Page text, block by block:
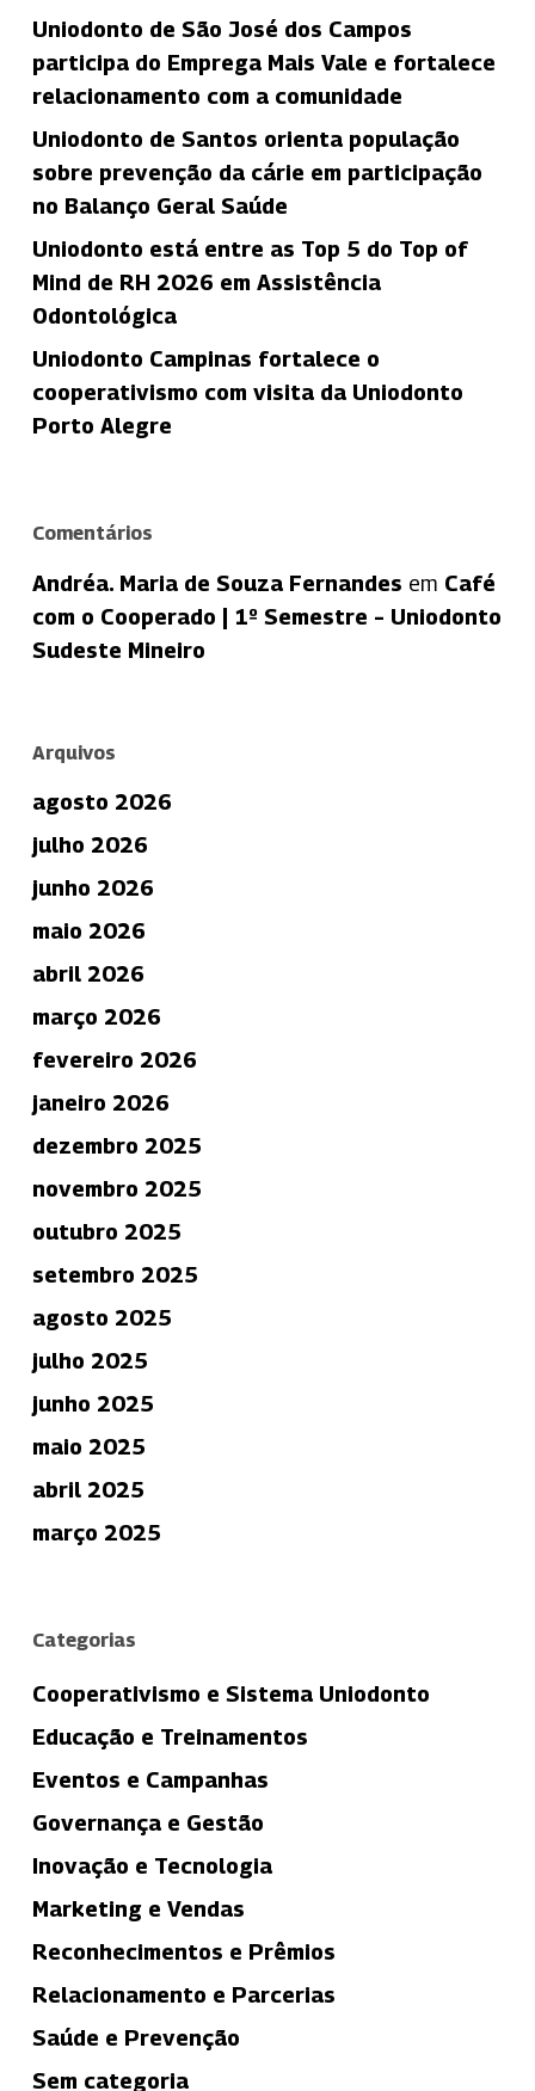
Uniodonto de São José dos Campos
participa do Emprega Mais Vale e fortalece
relacionamento com a comunidade
Uniodonto de Santos orienta população
sobre prevenção da cárie em participação
no Balanço Geral Saúde
Uniodonto está entre as Top 5 do Top of
Mind de RH 2026 em Assistência
Odontológica
Uniodonto Campinas fortalece o
cooperativismo com visita da Uniodonto
Porto Alegre
Comentários
Andréa. Maria de Souza Fernandes em Café
com o Cooperado | 1º Semestre – Uniodonto
Sudeste Mineiro
Arquivos
agosto 2026
julho 2026
junho 2026
maio 2026
abril 2026
março 2026
fevereiro 2026
janeiro 2026
dezembro 2025
novembro 2025
outubro 2025
setembro 2025
agosto 2025
julho 2025
junho 2025
maio 2025
abril 2025
março 2025
Categorias
Cooperativismo e Sistema Uniodonto
Educação e Treinamentos
Eventos e Campanhas
Governança e Gestão
Inovação e Tecnologia
Marketing e Vendas
Reconhecimentos e Prêmios
Relacionamento e Parcerias
Saúde e Prevenção
Sem categoria